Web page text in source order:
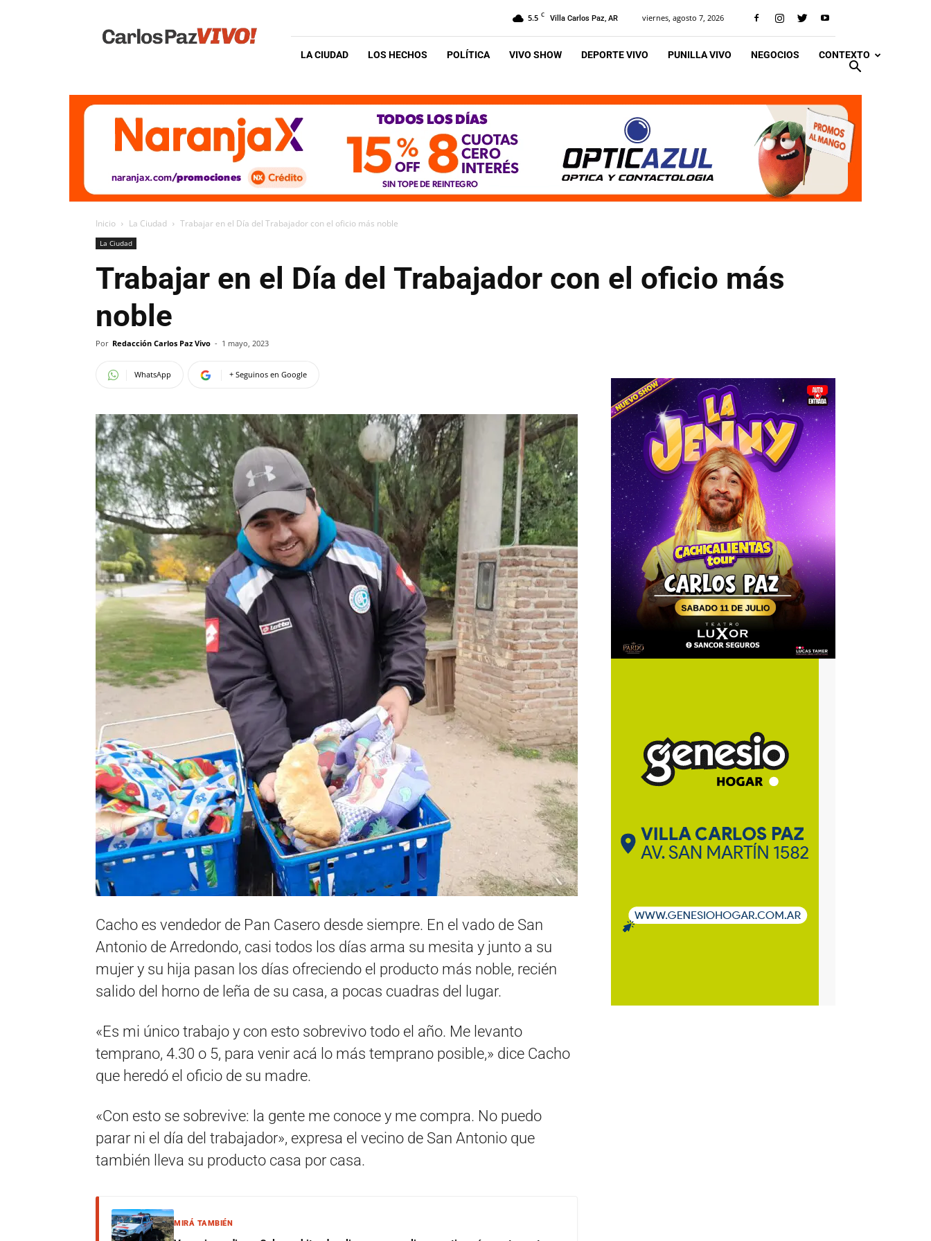
Vivo
5.5 C Villa Carlos Paz, AR viernes, agosto 7, 2026
LA CIUDAD LOS HECHOS POLÍTICA VIVO SHOW DEPORTE VIVO PUNILLA VIVO NEGOCIOS CONTEXTO
Inicio La Ciudad Trabajar en el Día del Trabajador con el oficio más noble
La Ciudad
Trabajar en el Día del Trabajador con el oficio más
noble
Por Redacción Carlos Paz Vivo - 1 mayo, 2023
WhatsApp + Seguinos en Google
Cacho es vendedor de Pan Casero desde siempre. En el vado de San
Antonio de Arredondo, casi todos los días arma su mesita y junto a su
mujer y su hija pasan los días ofreciendo el producto más noble, recién
salido del horno de leña de su casa, a pocas cuadras del lugar.
«Es mi único trabajo y con esto sobrevivo todo el año. Me levanto
temprano, 4.30 o 5, para venir acá lo más temprano posible,» dice Cacho
que heredó el oficio de su madre.
«Con esto se sobrevive: la gente me conoce y me compra. No puedo
parar ni el día del trabajador», expresa el vecino de San Antonio que
también lleva su producto casa por casa.
MIRÁ TAMBIÉN